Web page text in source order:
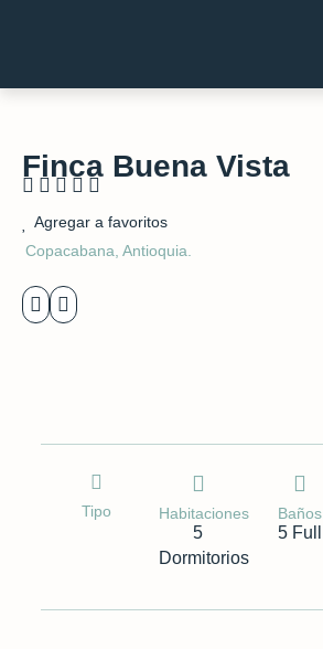
Finca Buena Vista
    
of
Agregar a favoritos
Copacabana, Antioquia.
Tipo Habitaciones
5
Dormitorios
Baños
5 Full